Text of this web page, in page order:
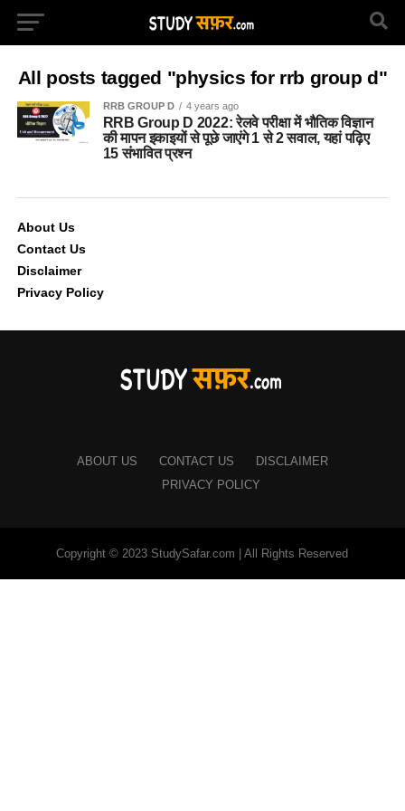
All posts tagged "physics for rrb group d"
RRB GROUP D 4 years ago
RRB Group D 2022: रेलवे परीक्षा में भौतिक विज्ञान
की मापन इकाइयों से पूछे जाएंगे 1 से 2 सवाल, यहां पढ़िए
15 संभावित प्रश्न
About Us
Contact Us
Disclaimer
Privacy Policy
ABOUT US CONTACT US
DISCLAIMER
PRIVACY POLICY
Copyright © 2023 StudySafar.com | All Rights Reserved